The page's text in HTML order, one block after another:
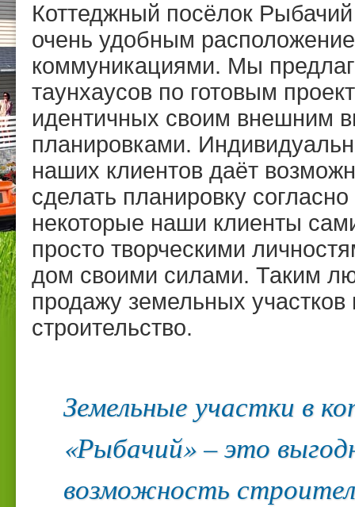
Коттеджный посёлок
очень удобным
коммуникациями. Мы
таунхаусов по готовым
идентичных своим внешним
планировками.
наших клиентов даёт
сделать планировку
некоторые наши клиенты
просто творческими
дом своими силами. Таким
продажу земельных
строительство.
Земельные участки в
«Рыбачий» – это
возможность